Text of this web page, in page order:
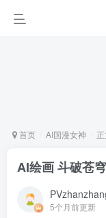
首页 AI国漫女神
AI绘画 斗破苍
5个月前更新